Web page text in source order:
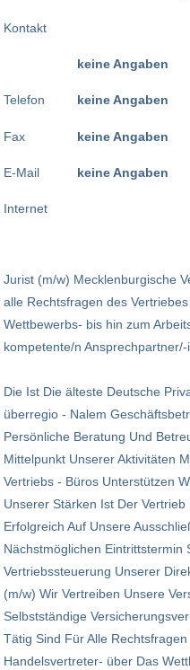
Kontakt
Telefon
Fax
E-Mail
Internet
keine Angaben
keine Angaben
keine Angaben
keine Angaben
Jurist (m/w) Mecklenburgische
alle Rechtsfragen des
Wettbewerbs- bis hin zum
kompetente/n Ansprechpartner/-
Die Ist Die älteste Deutsche
überregio - Nalem
Persönliche Beratung Und
Mittelpunkt Unserer Aktivitäten
Vertriebs - Büros Unterstützen
Unserer Stärken Ist Der
Erfolgreich Auf Unsere
Nächstmöglichen Eintrittstermin
Vertriebssteuerung Unserer
(m/w) Wir Vertreiben Unsere
Selbstständige
Tätig Sind Für Alle
Handelsvertreter- über Das